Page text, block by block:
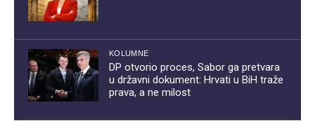
KOLUMNE
DP otvorio proces, Sabor ga pretvara
u državni dokument: Hrvati u BiH traže
prava, a ne milost